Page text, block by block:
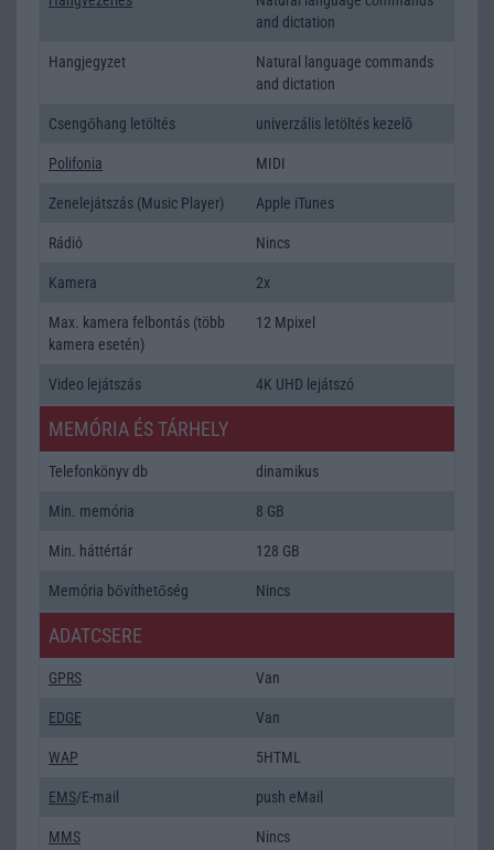
and dictation
Hangjegyzet
Natural language commands
and dictation
Csengőhang letöltés univerzális letöltés kezelõ
Polifonia MIDI
Zenelejátszás (Music Player) Apple iTunes
Rádió Nincs
Kamera 2x
Max. kamera felbontás (több
kamera esetén)
12 Mpixel
Video lejátszás 4K UHD lejátszó
MEMÓRIA ÉS TÁRHELY
Telefonkönyv db dinamikus
Min. memória 8 GB
Min. háttértár 128 GB
Memória bővíthetőség Nincs
ADATCSERE
GPRS Van
EDGE Van
WAP 5HTML
EMS/E-mail push eMail
MMS Nincs